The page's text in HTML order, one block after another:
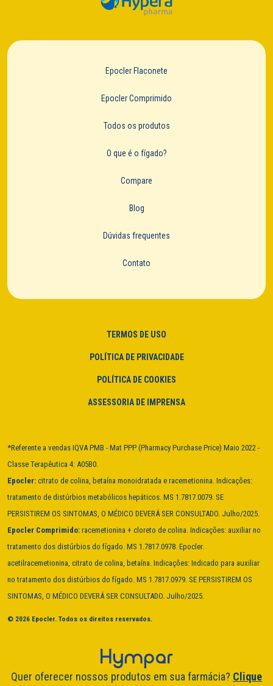
Epocler Flaconete
Epocler Comprimido
Todos os produtos
O que é o fígado?
Compare
Blog
Dúvidas frequentes
Contato
TERMOS DE USO
POLÍTICA DE PRIVACIDADE
POLÍTICA DE COOKIES
ASSESSORIA DE IMPRENSA
*Referente a vendas IQVA PMB - Mat PPP (Pharmacy Purchase Price) Maio 2022 -
Classe Terapêutica 4: A05B0.
Epocler: citrato de colina, betaína monoidratada e racemetionina. Indicações:
tratamento de distúrbios metabólicos hepáticos. MS 1.7817.0079. SE
PERSISTIREM OS SINTOMAS, O MÉDICO DEVERÁ SER CONSULTADO. Julho/2025.
Epocler Comprimido: racemetionina + cloreto de colina. Indicações: auxiliar no
tratamento dos distúrbios do fígado. MS 1.7817.0978. Epocler.
acetilracemetionina, citrato de colina, betaína. Indicações: Indicado para auxiliar
no tratamento dos distúrbios do fígado. MS 1.7817.0979. SE PERSISTIREM OS
SINTOMAS, O MÉDICO DEVERÁ SER CONSULTADO. Julho/2025.
© 2026 Epocler. Todos os direitos reservados.
Quer oferecer nossos produtos em sua farmácia? Clique